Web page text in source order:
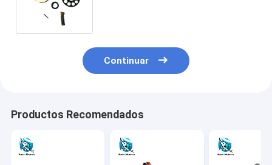
Continuar
Productos Recomendados